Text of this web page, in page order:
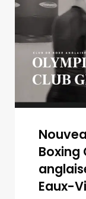
Boxing
Eaux-